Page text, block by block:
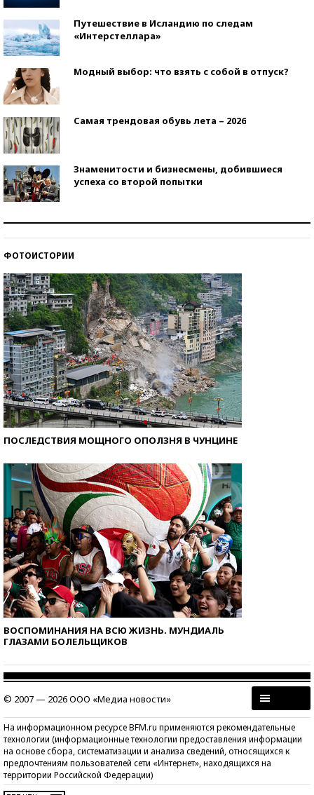
Путешествие в Исландию по следам
«Интерстеллара»
Модный выбор: что взять с собой в отпуск?
Самая трендовая обувь лета – 2026
Знаменитости и бизнесмены, добившиеся
успеха со второй попытки
ФОТОИСТОРИИ
ПОСЛЕДСТВИЯ МОЩНОГО ОПОЛЗНЯ В ЧУНЦИНЕ
ВОСПОМИНАНИЯ НА ВСЮ ЖИЗНЬ. МУНДИАЛЬ
ГЛАЗАМИ БОЛЕЛЬЩИКОВ
© 2007 — 2026 ООО «Медиа новости»
На информационном ресурсе BFM.ru применяются рекомендательные
технологии (информационные технологии предоставления информации
на основе сбора, систематизации и анализа сведений, относящихся к
предпочтениям пользователей сети «Интернет», находящихся на
территории Российской Федерации)